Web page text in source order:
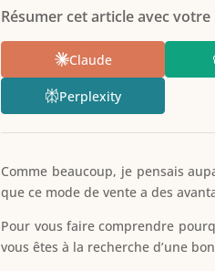
Résumer cet article avec
Claude
Perplexity
Comme beaucoup, je pensais
que ce mode de vente a des
Pour vous faire comprendre
vous êtes à la recherche d’une